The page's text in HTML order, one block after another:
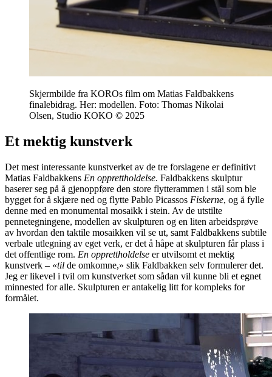
Skjermbilde fra KOROs film om Matias Faldbakkens
finalebidrag. Her: modellen. Foto: Thomas Nikolai
Olsen, Studio KOKO © 2025
Et mektig kunstverk
Det mest interessante kunstverket av de tre forslagene er definitivt
Matias Faldbakkens En opprettholdelse. Faldbakkens skulptur
baserer seg på å gjenoppføre den store flytterammen i stål som ble
bygget for å skjære ned og flytte Pablo Picassos Fiskerne, og å fylle
denne med en monumental mosaikk i stein. Av de utstilte
pennetegningene, modellen av skulpturen og en liten arbeidsprøve
av hvordan den taktile mosaikken vil se ut, samt Faldbakkens subtile
verbale utlegning av eget verk, er det å håpe at skulpturen får plass i
det offentlige rom. En opprettholdelse er utvilsomt et mektig
kunstverk – «til de omkomne,» slik Faldbakken selv formulerer det.
Jeg er likevel i tvil om kunstverket som sådan vil kunne bli et egnet
minnested for alle. Skulpturen er antakelig litt for kompleks for
formålet.